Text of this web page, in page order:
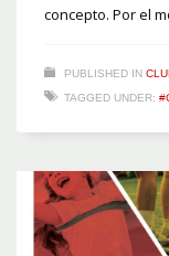
concepto. Por el
PUBLISHED IN
TAGGED UNDER: